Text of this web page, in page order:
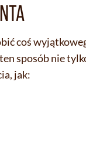
coś
sposób nie
jak: